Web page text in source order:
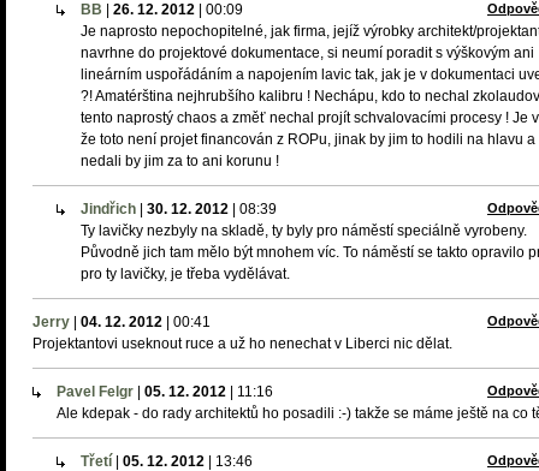
BB 26. 12. 2012 00:09
Je naprosto nepochopitelné, jak firma, jejíž výrobky architekt/
navrhne do projektové dokumentace, si neumí poradit s výškovým ani
lineárním uspořádáním a napojením lavic tak, jak je v dokumentaci
?! Amatérština nejhrubšího kalibru ! Nechápu, kdo to nechal
tento naprostý chaos a změť nechal projít schvalovacími procesy ! Je
že toto není projet financován z ROPu, jinak by jim to hodili na hlavu a
nedali by jim za to ani korunu !
Jindřich 30. 12. 2012 08:39
Ty lavičky nezbyly na skladě, ty byly pro náměstí speciálně vyrobeny.
Původně jich tam mělo být mnohem víc. To náměstí se takto opravilo
pro ty lavičky, je třeba vydělávat.
Jerry 04. 12. 2012 00:41
Projektantovi useknout ruce a už ho nenechat v Liberci nic dělat.
Pavel Felgr 05. 12. 2012 11:16
Ale kdepak - do rady architektů ho posadili :-) takže se máme ještě na co
Třetí 05. 12. 2012 13:46